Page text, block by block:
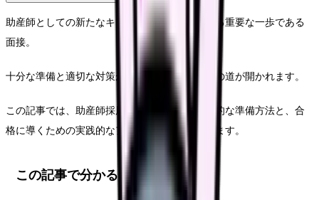
助産師としての新たなキャリアをスタートさせる重要な一歩である
面接。
十分な準備と適切な対策があれば、必ず成功への道が開かれます。
この記事では、助産師採用面接に特化した具体的な準備方法と、合
格に導くための実践的なアドバイスをお伝えします。
この記事で分かること